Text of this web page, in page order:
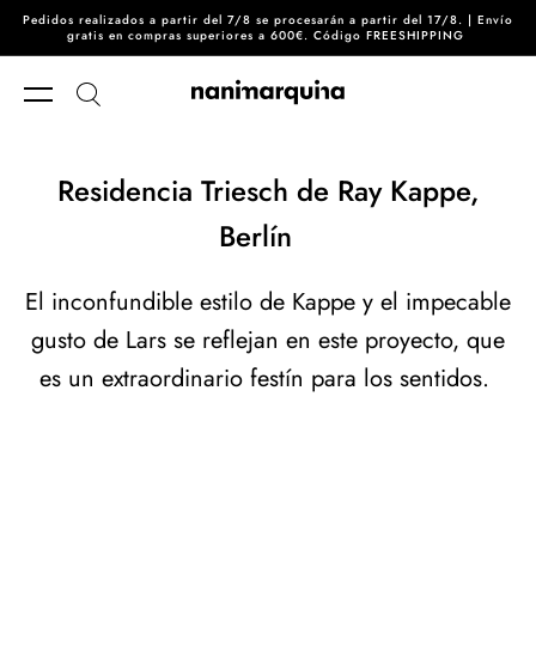
Ir directamente al contenido
Pedidos realizados a partir del 7/8 se procesarán a partir del 17/8. | Envío
gratis en compras superiores a 600€. Código FREESHIPPING
Residencia Triesch de Ray Kappe,
Berlín
El inconfundible estilo de Kappe y el impecable
gusto de Lars se reflejan en este proyecto, que
es un extraordinario festín para los sentidos.